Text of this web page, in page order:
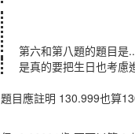
第六和第八題的題目是
是真的要把生日也考慮
題目應註明 130.999也算